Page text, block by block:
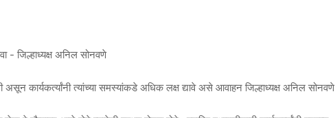
- जिल्हाध्यक्ष अनिल सोनवणे
असून कार्यकर्त्यांनी त्यांच्या समस्यांकडे अधिक लक्ष द्यावे असे आवाहन जिल्हाध्यक्ष अनिल सोनवणे